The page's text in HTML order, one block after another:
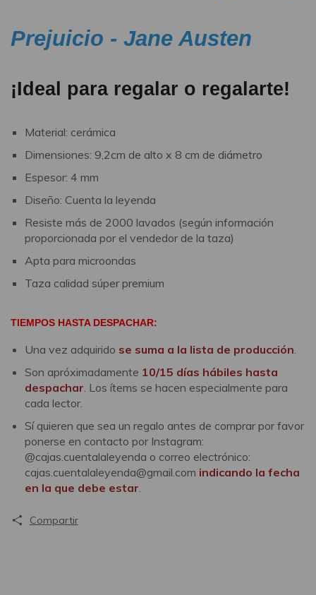
Prejuicio - Jane Austen
¡Ideal para regalar o regalarte!
Material: cerámica
Dimensiones: 9,2cm de alto x 8 cm de diámetro
Espesor: 4 mm
Diseño: Cuenta la leyenda
Resiste más de 2000 lavados (según información
proporcionada por el vendedor de la taza)
Apta para microondas
Taza calidad súper premium
TIEMPOS HASTA DESPACHAR:
Una vez adquirido se suma a la lista de producción.
Son apróximadamente 10/15 días hábiles hasta
despachar. Los ítems se hacen especialmente para
cada lector.
Sí quieren que sea un regalo antes de comprar por favor
ponerse en contacto por Instagram:
@cajas.cuentalaleyenda o correo electrónico:
cajas.cuentalaleyenda@gmail.com indicando la fecha
en la que debe estar.
Compartir